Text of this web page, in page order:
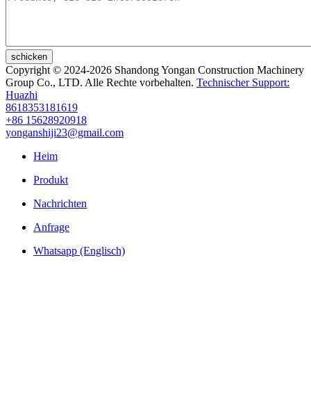
schicken
Copyright © 2024-2026 Shandong Yongan Construction Machinery
Group Co., LTD. Alle Rechte vorbehalten. Technischer Support:
Huazhi
8618353181619
+86 15628920918
yonganshiji23@gmail.com
Heim
Produkt
Nachrichten
Anfrage
Whatsapp (Englisch)